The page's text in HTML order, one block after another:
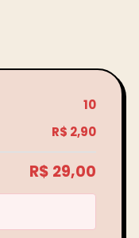
10
R$ 2,90
R$ 29,00